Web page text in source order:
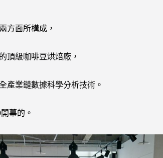
方面所構成，
頂級咖啡豆烘焙廠，
產業鏈數據科學分析技術。
幕的。